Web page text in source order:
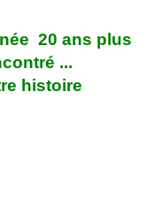
20 ans plus
...
histoire